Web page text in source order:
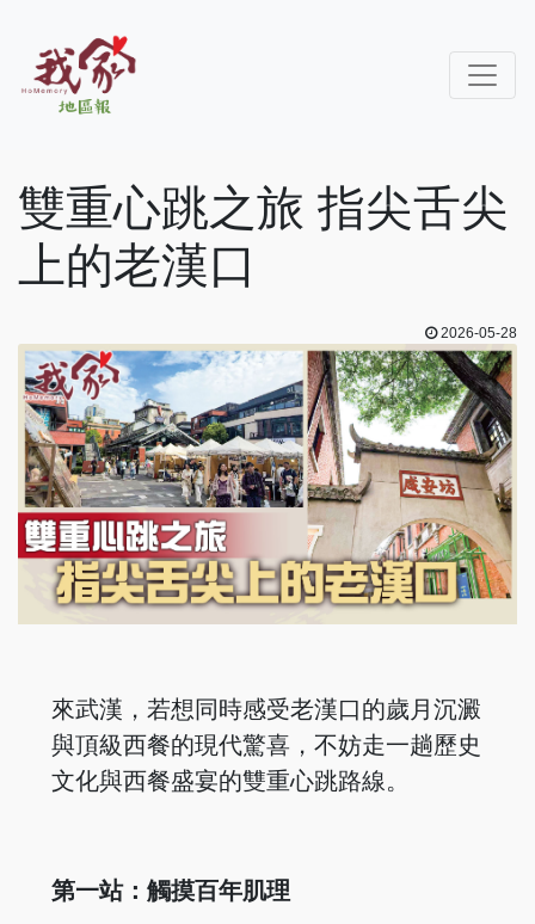
雙重心跳之旅 指尖舌尖
上的老漢口
2026-05-28
來武漢，若想同時感受老漢口的歲月沉澱
與頂級西餐的現代驚喜，不妨走一趟歷史
文化與西餐盛宴的雙重心跳路線。
第一站：觸摸百年肌理